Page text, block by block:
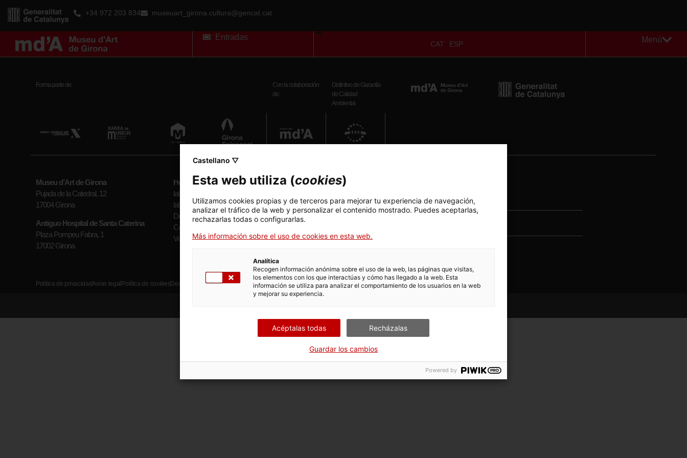
+34 972 203 834 museuart_girona.cultura@gencat.cat
Entradas
CAT ESP
Menú
Forma parte de:
Con la colaboración
de:
Distintivo de Garantía
de Calidad
Ambiental
Museu d’Art de Girona
Pujada de la Catedral, 12
17004 Girona
Antiguo Hospital de Santa Caterina
Plaza Pompeu Fabra, 1
17002 Girona
Horario
laborables (mayo-septiembre): 10 h – 19 h
laborables (octubre-abril): 10 h – 18 h
Domingos y festivos: 10 h – 14 h
Cerrado: Lunes (excepto festivos)
Ver todos los horarios
E-mail
Redes sociales
Política de privacidadAviso legal Política de cookiesDeclaración de accesibilidad
Castellano ▽
Esta web utiliza (cookies)
Utilizamos cookies propias y de terceros para mejorar tu experiencia de navegación,
analizar el tráfico de la web y personalizar el contenido mostrado. Puedes aceptarlas,
rechazarlas todas o configurarlas.
Más información sobre el uso de cookies en esta web.
Analítica
Recogen información anónima sobre el uso de la web, las páginas que visitas,
los elementos con los que interactúas y cómo has llegado a la web. Esta
información se utiliza para analizar el comportamiento de los usuarios en la web
y mejorar su experiencia.
Acéptalas todas Recházalas
Guardar los cambios
Powered by